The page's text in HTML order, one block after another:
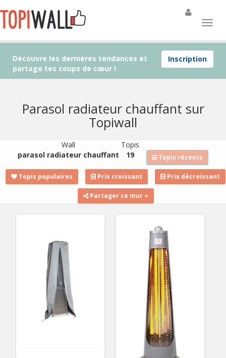
Inscription
Découvre les dernières tendances et
partage tes coups de cœur !
Parasol radiateur chauffant sur
Topiwall
Wall
parasol radiateur chauffant
Topis
19
Topis récents
Topis populaires Prix croissant Prix décroissant
Partager ce mur